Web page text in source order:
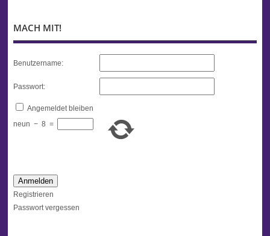
MACH MIT!
Benutzername:
Passwort:
Angemeldet bleiben
neun − 8 =
Anmelden
Registrieren
Passwort vergessen